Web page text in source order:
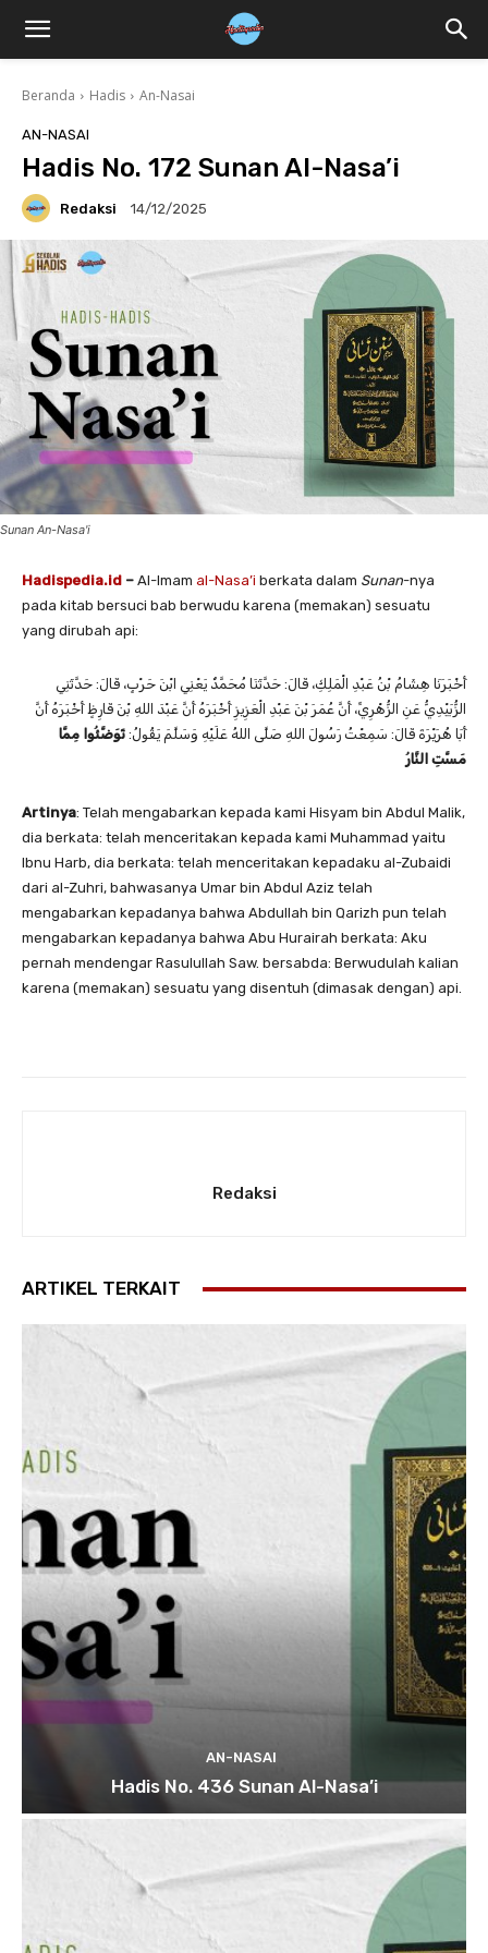
Beranda Hadis An-Nasai
AN-NASAI
Hadis No. 172 Sunan Al-Nasa’i
Redaksi 14/12/2025
Sunan An-Nasa'i
Hadispedia.id – Al-Imam al-Nasa’i berkata dalam Sunan-nya
pada kitab bersuci bab berwudu karena (memakan) sesuatu
yang dirubah api:
أَخْبَرَنَا ‌هِشَامُ بْنُ عَبْدِ الْمَلِكِ، قَالَ: حَدَّثَنَا ‌مُحَمَّدٌ يَعْنِي ابْنَ حَرْبٍ، قَالَ: حَدَّثَنِي
‌الزُّبَيْدِيُّ عَنِ ‌الزُّهْرِيِّ، أَنَّ ‌عُمَرَ بْنَ عَبْدِ الْعَزِيزِ أَخْبَرَهُ أَنَّ ‌عَبْدَ اللهِ بْنَ قَارِظٍ أَخْبَرَهُ أَنَّ
‌أَبَا هُرَيْرَةَ قَالَ: سَمِعْتُ رَسُولَ اللهِ صَلَّى اللهُ عَلَيْهِ وَسَلَّمَ يَقُولُ: تَوَضَّئُوا مِمَّا
مَسَّتِ النَّارُ
Artinya: Telah mengabarkan kepada kami Hisyam bin Abdul Malik,
dia berkata: telah menceritakan kepada kami Muhammad yaitu
Ibnu Harb, dia berkata: telah menceritakan kepadaku al-Zubaidi
dari al-Zuhri, bahwasanya Umar bin Abdul Aziz telah
mengabarkan kepadanya bahwa Abdullah bin Qarizh pun telah
mengabarkan kepadanya bahwa Abu Hurairah berkata: Aku
pernah mendengar Rasulullah Saw. bersabda: Berwudulah kalian
karena (memakan) sesuatu yang disentuh (dimasak dengan) api.
Redaksi
ARTIKEL TERKAIT
AN-NASAI
Hadis No. 436 Sunan Al-Nasa’i